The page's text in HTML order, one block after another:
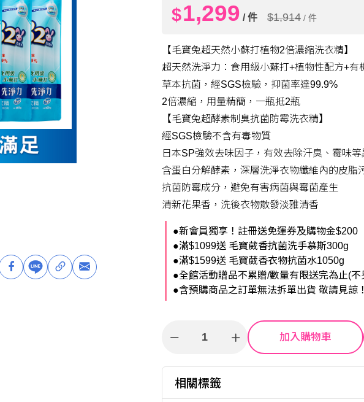
$1,299 / 件 $1,914 / 件
【毛寶兔超天然小蘇打植物2倍濃縮洗衣精】
超天然洗淨力：食用級小蘇打+植物性配方+有
草本抗菌，經SGS檢驗，抑菌率達99.9%
2倍濃縮，用量精簡，一瓶抵2瓶
【毛寶兔超酵素制臭抗菌防霉洗衣精】
經SGS檢驗不含有毒物質
日本SP強效去味因子，有效去除汗臭、霉味等
含蛋白分解酵素，深層洗淨衣物纖維內的皮脂
抗菌防霉成分，避免有害病菌與霉菌產生
清新花果香，洗後衣物散發淡雅清香
●新會員獨享！註冊送免運券及購物金$200
●滿$1099送 毛寶葳香抗菌洗手慕斯300g
●滿$1599送 毛寶葳香衣物抗菌水1050g
●全館活動贈品不累贈/數量有限送完為止(不
●含預購商品之訂單無法拆單出貨 敬請見諒！
加入購物車
相關標籤